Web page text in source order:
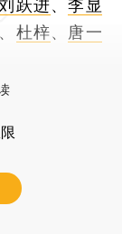
跃进、李显
、 杜梓、 唐一